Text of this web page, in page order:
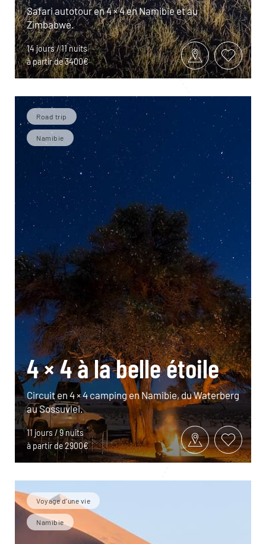
Safari autotour en 4 × 4 en Namibie et au
Zimbabwe.
14 jours / 11 nuits
à partir de 3400€
Road trip
Namibie
4 × 4 à la belle étoile
Circuit en 4 × 4 camping en Namibie, du Waterberg
au Sossuvlei.
11 jours / 9 nuits
à partir de 2900€
Voyage d'une vie
Namibie